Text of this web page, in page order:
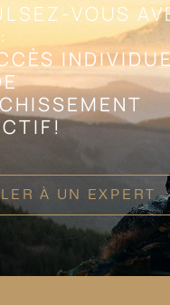
VOUS
À UN EXPERT